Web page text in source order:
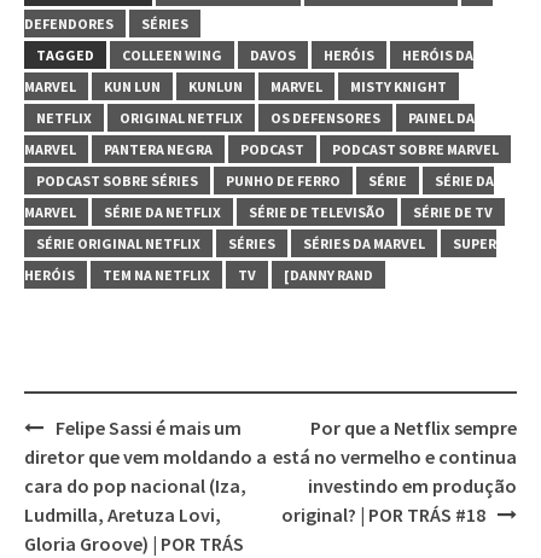
DEFENDORES
SÉRIES
TAGGED
COLLEEN WING DAVOS HERÓIS
HERÓIS DA
MARVEL
KUN LUN KUNLUN MARVEL
MISTY KNIGHT
NETFLIX
ORIGINAL NETFLIX OS DEFENSORES
PAINEL DA
MARVEL
PANTERA NEGRA PODCAST
PODCAST SOBRE MARVEL
PODCAST SOBRE SÉRIES
PUNHO DE FERRO SÉRIE
SÉRIE DA
MARVEL
SÉRIE DA NETFLIX SÉRIE DE TELEVISÃO
SÉRIE DE TV
SÉRIE ORIGINAL NETFLIX
SÉRIES SÉRIES DA MARVEL
SUPER
HERÓIS
TEM NA NETFLIX TV [DANNY RAND
Post
navigation
Felipe Sassi é mais um
diretor que vem moldando a
cara do pop nacional (Iza,
Ludmilla, Aretuza Lovi,
Gloria Groove) | POR TRÁS
Por que a Netflix sempre
está no vermelho e continua
investindo em produção
original? | POR TRÁS #18